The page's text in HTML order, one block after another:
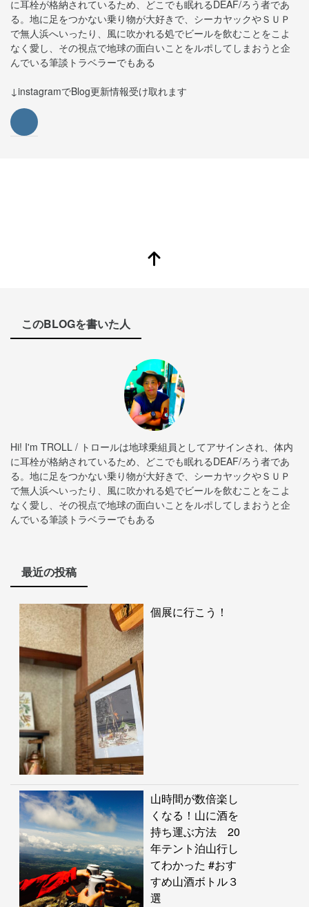
に耳栓が格納されているため、どこでも眠れるDEAF/ろう者であ
る。地に足をつかない乗り物が大好きで、シーカヤックやＳＵＰ
で無人浜へいったり、風に吹かれる処でビールを飲むことをこよ
なく愛し、その視点で地球の面白いことをルポしてしまおうと企
んでいる筆談トラベラーでもある
↓instagramでBlog更新情報受け取れます
このBLOGを書いた人
Hi! I'm TROLL / トロールは地球乗組員としてアサインされ、体内
に耳栓が格納されているため、どこでも眠れるDEAF/ろう者であ
る。地に足をつかない乗り物が大好きで、シーカヤックやＳＵＰ
で無人浜へいったり、風に吹かれる処でビールを飲むことをこよ
なく愛し、その視点で地球の面白いことをルポしてしまおうと企
んでいる筆談トラベラーでもある
最近の投稿
個展に行こう！
山時間が数倍楽し
くなる！山に酒を
持ち運ぶ方法 20
年テント泊山行し
てわかった #おす
すめ山酒ボトル３
選